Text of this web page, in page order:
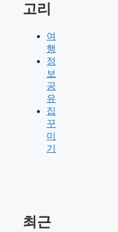
고리
여
행
정
보
공
유
집
꾸
미
기
최근